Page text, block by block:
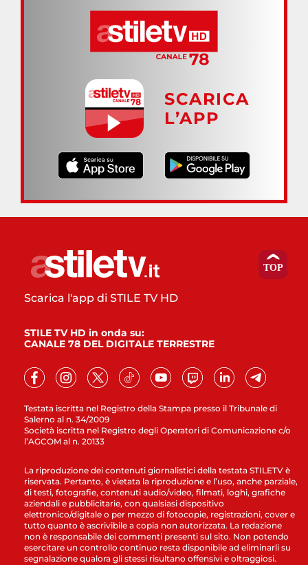
SCARICA
L’APP
Testata iscritta nel Registro della Stampa presso il Tribunale di
Salerno al n. 34/2009
Società iscritta nel Registro degli Operatori di Comunicazione c/o
l’AGCOM al n. 20133
Scarica l'app di STILE TV HD
STILE TV HD in onda su:
CANALE 78 DEL DIGITALE TERRESTRE
La riproduzione dei contenuti giornalistici della testata STILETV è
riservata. Pertanto, è vietata la riproduzione e l’uso, anche parziale,
di testi, fotografie, contenuti audio/video, filmati, loghi, grafiche
aziendali e pubblicitarie, con qualsiasi dispositivo
elettronico/digitale o per mezzo di fotocopie, registrazioni, cover e
tutto quanto è ascrivibile a copia non autorizzata. La redazione
non è responsabile dei commenti presenti sul sito. Non potendo
esercitare un controllo continuo resta disponibile ad eliminarli su
segnalazione qualora gli stessi risultano offensivi e oltraggiosi.